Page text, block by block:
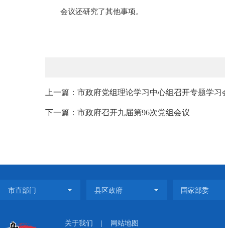
会议还研究了其他事项。
上一篇：市政府党组理论学习中心组召开专题学习
下一篇：市政府召开九届第96次党组会议
关于我们 网站地图